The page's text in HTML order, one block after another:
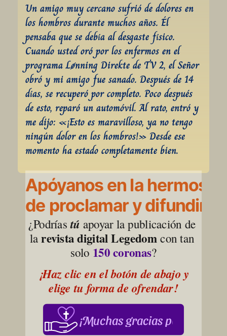
Un amigo muy cercano sufrió de dolores en
los hombros durante muchos años. Él
pensaba que se debía al desgaste físico.
Cuando usted oró por los enfermos en el
programa Lønning Direkte de TV 2, el Señor
obró y mi amigo fue sanado. Después de 14
días, se recuperó por completo. Poco después
de esto, reparó un automóvil. Al rato, entró y
me dijo: «¡Esto es maravilloso, ya no tengo
ningún dolor en los hombros!» Desde ese
momento ha estado completamente bien.
Apóyanos en la hermosa
de proclamar y difundir la
¿Podrías tú apoyar la publicación de
la revista digital Legedom con tan
solo 150 coronas?
¡Haz clic en el botón de abajo y
elige tu forma de ofrendar!
¡Muchas gracias por su